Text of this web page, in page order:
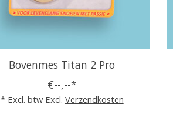
Bovenmes Titan 2 Pro
€--,--*
* Excl. btw Excl. Verzendkosten